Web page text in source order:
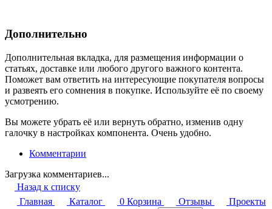
Дополнительно
Дополнительная вкладка, для размещения информации о
статьях, доставке или любого другого важного контента.
Поможет вам ответить на интересующие покупателя вопросы
и развеять его сомнения в покупке. Используйте её по своему
усмотрению.
Вы можете убрать её или вернуть обратно, изменив одну
галочку в настройках компонента. Очень удобно.
Комментарии
Загрузка комментариев...
Назад к списку
Главная
Каталог 0 Корзина Отзывы
Проекты